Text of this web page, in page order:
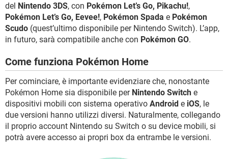
del Nintendo 3DS, con Pokémon Let’s Go, Pikachu!,
Pokémon Let’s Go, Eevee!, Pokémon Spada e Pokémon
Scudo (quest’ultimo disponibile per Nintendo Switch). L’app,
in futuro, sarà compatibile anche con Pokémon GO.
Come funziona Pokémon Home
Per cominciare, è importante evidenziare che, nonostante
Pokémon Home sia disponibile per Nintendo Switch e
dispositivi mobili con sistema operativo Android e iOS, le
due versioni hanno utilizzi diversi. Naturalmente, collegando
il proprio account Nintendo su Switch o su device mobili, si
potrà avere accesso ai propri box da entrambe le versioni.